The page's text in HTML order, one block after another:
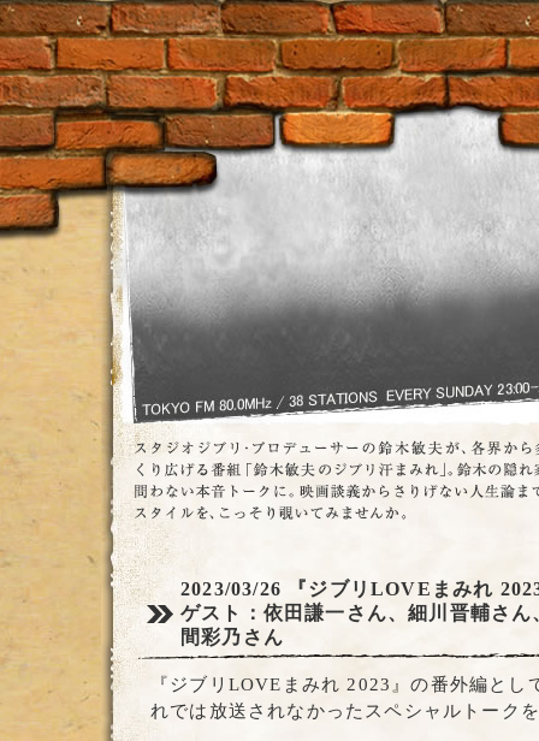
2023/03/26
『ジブリLOVEまみれ
ゲスト：依田謙一さん、細川晋輔さ
間彩乃さん
『ジブリLOVEまみれ 2023』の番外編とし
れでは放送されなかったスペシャルトーク